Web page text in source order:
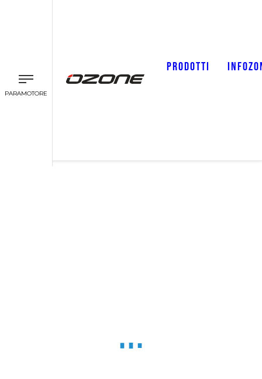
PARAMOTORE
PRODOTTI